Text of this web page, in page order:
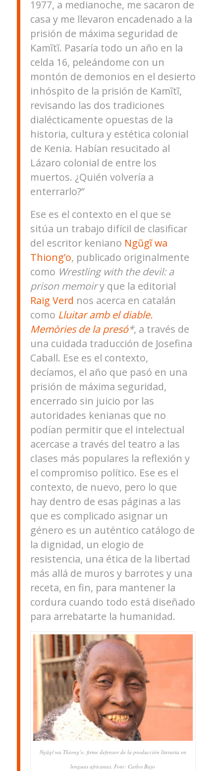
1977, a medianoche, me sacaron de
casa y me llevaron encadenado a la
prisión de máxima seguridad de
Kamĩtĩ. Pasaría todo un año en la
celda 16, peleándome con un
montón de demonios en el desierto
inhóspito de la prisión de Kamĩtĩ,
revisando las dos tradiciones
dialécticamente opuestas de la
historia, cultura y estética colonial
de Kenia. Habían resucitado al
Lázaro colonial de entre los
muertos. ¿Quién volvería a
enterrarlo?”
Ese es el contexto en el que se
sitúa un trabajo difícil de clasificar
del escritor keniano Ngũgĩ wa
Thiong’o, publicado originalmente
como Wrestling with the devil: a
prison memoiry que la editorial
Raig Verd nos acerca en catalán
como Lluitar amb el diable.
Memòries de la presó*, a través de
una cuidada traducción de Josefina
Caball. Ese es el contexto,
decíamos, el año que pasó en una
prisión de máxima seguridad,
encerrado sin juicio por las
autoridades kenianas que no
podían permitir que el intelectual
acercase a través del teatro a las
clases más populares la reflexión y
el compromiso político. Ese es el
contexto, de nuevo, pero lo que
hay dentro de esas páginas a las
que es complicado asignar un
género es un auténtico catálogo de
la dignidad, un elogio de
resistencia, una ética de la libertad
más allá de muros y barrotes y una
receta, en fin, para mantener la
cordura cuando todo está diseñado
para arrebatarte la humanidad.
Ngũgĩ wa Thiong’o, firme defensor de la producción literaria en
lenguas africanas. Foto: Carlos Bajo